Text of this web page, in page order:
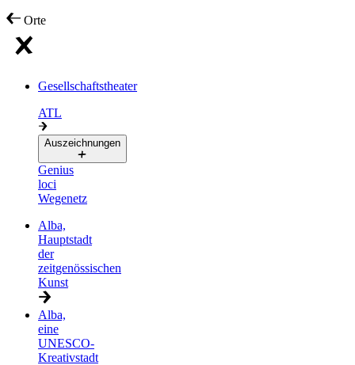
Orte
Gesellschaftstheater
ATL
Auszeichnungen
Genius
loci
Wegenetz
Alba,
Hauptstadt
der
zeitgenössischen
Kunst
Alba,
eine
UNESCO-
Kreativstadt